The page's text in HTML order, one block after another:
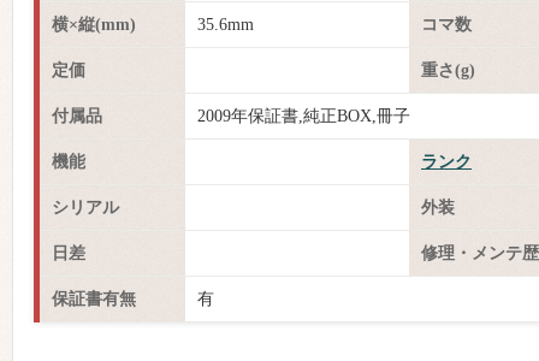
横×縦(mm) 35.6mm コマ数
定価 重さ(g)
付属品 2009年保証書,純正BOX,冊子
機能 ランク
シリアル 外装
日差 修理・メンテ歴
保証書有無 有